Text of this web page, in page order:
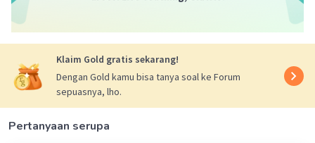
Klaim Gold gratis sekarang!
Dengan Gold kamu bisa tanya soal ke Forum
sepuasnya, lho.
Pertanyaan serupa